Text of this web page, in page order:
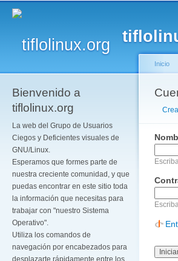
Bienvenido a
tiflolinux.org
La web del Grupo de Usuarios
Ciegos y Deficientes visuales de
GNU/Linux.
Esperamos que formes parte de
nuestra creciente comunidad, y que
puedas encontrar en este sitio toda
la información que necesitas para
trabajar con "nuestro Sistema
Operativo".
Utiliza los comandos de
navegación por encabezados para
Se
Inicio